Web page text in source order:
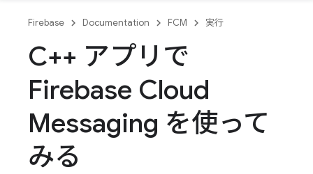
Firebase Documentation FCM 実行
C++ アプリで
Firebase Cloud
Messaging を使って
みる